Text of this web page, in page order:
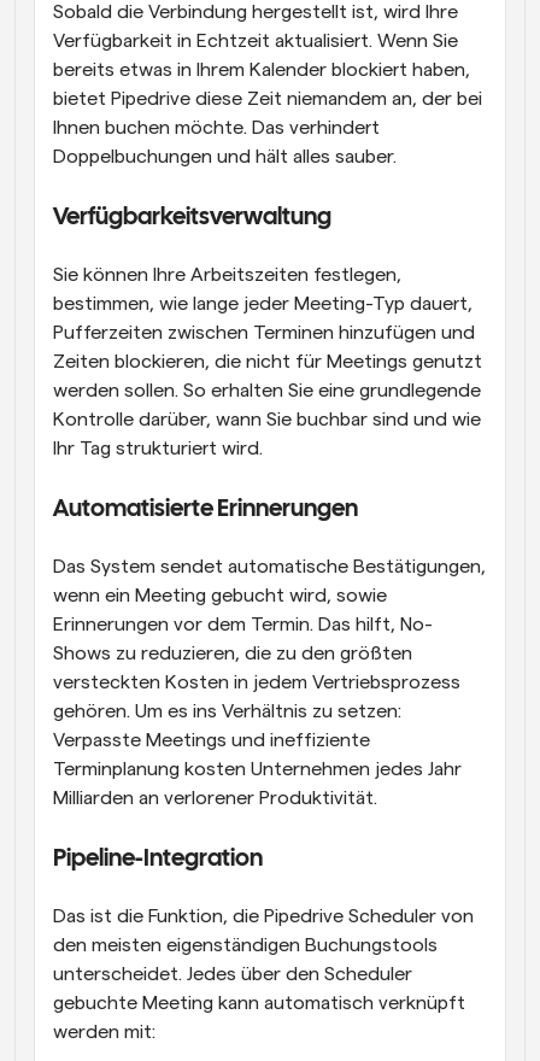
Sobald die Verbindung hergestellt ist, wird Ihre
Verfügbarkeit in Echtzeit aktualisiert. Wenn Sie
bereits etwas in Ihrem Kalender blockiert haben,
bietet Pipedrive diese Zeit niemandem an, der bei
Ihnen buchen möchte. Das verhindert
Doppelbuchungen und hält alles sauber.
Verfügbarkeitsverwaltung
Sie können Ihre Arbeitszeiten festlegen,
bestimmen, wie lange jeder Meeting-Typ dauert,
Pufferzeiten zwischen Terminen hinzufügen und
Zeiten blockieren, die nicht für Meetings genutzt
werden sollen. So erhalten Sie eine grundlegende
Kontrolle darüber, wann Sie buchbar sind und wie
Ihr Tag strukturiert wird.
Automatisierte Erinnerungen
Das System sendet automatische Bestätigungen,
wenn ein Meeting gebucht wird, sowie
Erinnerungen vor dem Termin. Das hilft, No-
Shows zu reduzieren, die zu den größten
versteckten Kosten in jedem Vertriebsprozess
gehören. Um es ins Verhältnis zu setzen:
Verpasste Meetings und ineffiziente
Terminplanung kosten Unternehmen jedes Jahr
Milliarden an verlorener Produktivität.
Pipeline-Integration
Das ist die Funktion, die Pipedrive Scheduler von
den meisten eigenständigen Buchungstools
unterscheidet. Jedes über den Scheduler
gebuchte Meeting kann automatisch verknüpft
werden mit: